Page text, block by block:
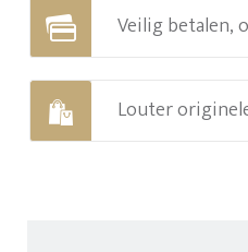
Veilig betalen,
Louter